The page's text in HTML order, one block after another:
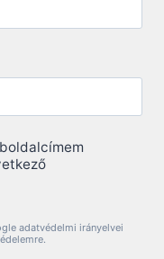
adatvédelmi irányelvei